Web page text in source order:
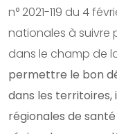
n° 2021-119 du 4
nationales à suivre
dans le champ de
permettre le bon
dans les territoires,
régionales de